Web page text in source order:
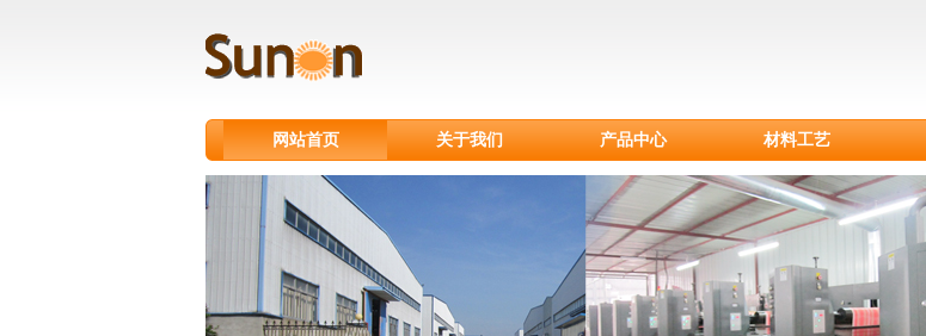
网站首页 关于我们 产品中心
淀粉餐具
CPLA刀叉勺
甘蔗浆餐具
纸制品
纸杯
材料工艺